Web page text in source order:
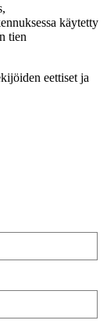
käytetty
tien
eettiset ja